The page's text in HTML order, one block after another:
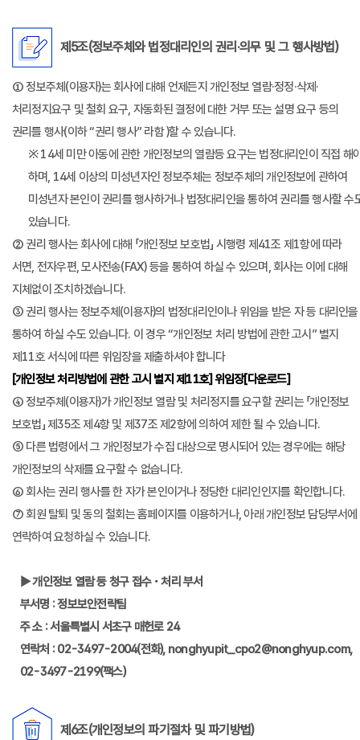
제5조(정보주체와 법정대리인의 권리·의무 및 그 행사방법)
① 정보주체(이용자)는 회사에 대해 언제든지 개인정보 열람·정정·삭제·
처리정지요구 및 철회 요구, 자동화된 결정에 대한 거부 또는 설명 요구 등의
권리를 행사(이하 “권리 행사” 라함 )할 수 있습니다.
※ 14세 미만 아동에 관한 개인정보의 열람등 요구는 법정대리인이 직접 해
하며, 14세 이상의 미성년자인 정보주체는 정보주체의 개인정보에 관하여
미성년자 본인이 권리를 행사하거나 법정대리인을 통하여 권리를 행사할 수
있습니다.
② 권리 행사는 회사에 대해 「개인정보 보호법」 시행령 제41조 제1항에 따라
서면, 전자우편, 모사전송(FAX) 등을 통하여 하실 수 있으며, 회사는 이에 대해
지체없이 조치하겠습니다.
③ 권리 행사는 정보주체(이용자)의 법정대리인이나 위임을 받은 자 등 대리인을
통하여 하실 수도 있습니다. 이 경우 “개인정보 처리 방법에 관한 고시” 별지
제11호 서식에 따른 위임장을 제출하셔야 합니다
[개인정보 처리방법에 관한 고시 별지 제11호] 위임장[다운로드]
④ 정보주체(이용자)가 개인정보 열람 및 처리정지를 요구할 권리는 「개인정보
보호법」 제35조 제4항 및 제37조 제2항에 의하여 제한 될 수 있습니다.
⑤ 다른 법령에서 그 개인정보가 수집 대상으로 명시되어 있는 경우에는 해당
개인정보의 삭제를 요구할 수 없습니다.
⑥ 회사는 권리 행사를 한 자가 본인이거나 정당한 대리인인지를 확인합니다.
⑦ 회원 탈퇴 및 동의 철회는 홈페이지를 이용하거나, 아래 개인정보 담당부서에
연락하여 요청하실 수 있습니다.
▶ 개인정보 열람 등 청구 접수・처리 부서
부서명 : 정보보안전략팀
주 소 : 서울특별시 서초구 매헌로 24
연락처 : 02-3497-2004(전화), nonghyupit_cpo2@nonghyup.com,
02-3497-2199(팩스)
제6조(개인정보의 파기절차 및 파기방법)